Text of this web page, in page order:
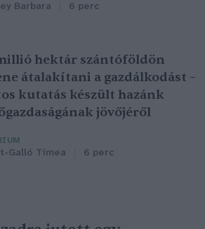
Barbara 6 perc
hektár szántóföldön
átalakítani a gazdálkodást –
kutatás készült hazánk
jövőjéről
Galló Tímea 6 perc